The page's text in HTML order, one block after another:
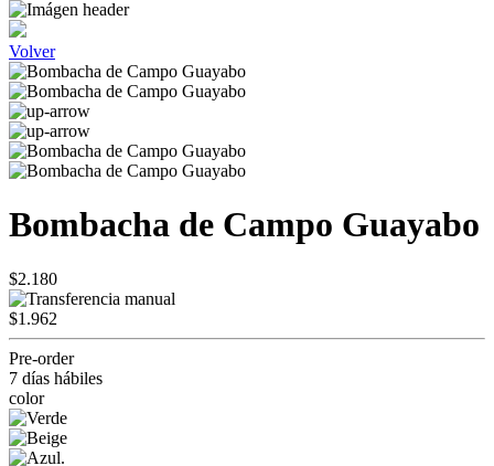
Volver
Bombacha de Campo Guayabo
$2.180
$1.962
Pre-order
7 días hábiles
color